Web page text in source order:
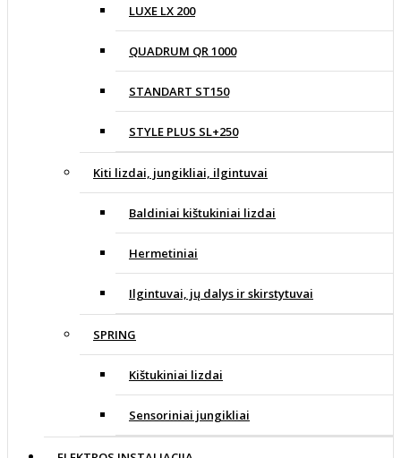
LUXE LX 200
QUADRUM QR 1000
STANDART ST150
STYLE PLUS SL+250
Kiti lizdai, jungikliai, ilgintuvai
Baldiniai kištukiniai lizdai
Hermetiniai
Ilgintuvai, jų dalys ir skirstytuvai
SPRING
Kištukiniai lizdai
Sensoriniai jungikliai